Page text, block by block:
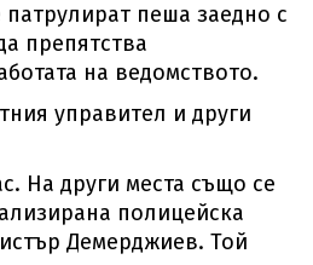
пеша заедно с
препятства
на ведомството.
управител и други
На други места също се
полицейска
Демерджиев. Той